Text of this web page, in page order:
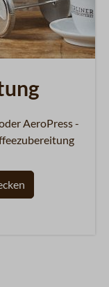
AeroPress -